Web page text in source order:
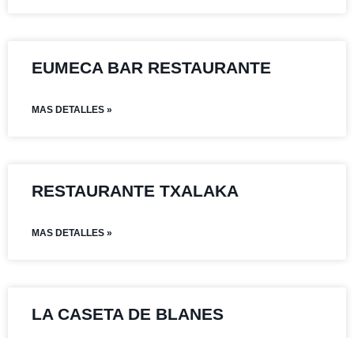
EUMECA BAR RESTAURANTE
MAS DETALLES »
RESTAURANTE TXALAKA
MAS DETALLES »
LA CASETA DE BLANES